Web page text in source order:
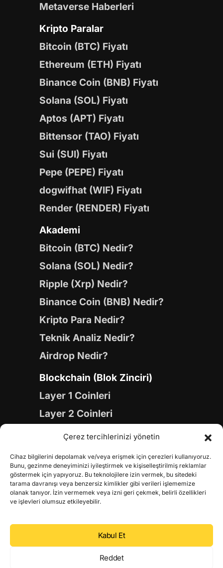
Çerez tercihlerinizi yönetin
Cihaz bilgilerini depolamak ve/veya erişmek için çerezleri kullanıyoruz.
Bunu, gezinme deneyiminizi iyileştirmek ve kişiselleştirilmiş reklamlar
göstermek için yapıyoruz. Bu teknolojilere izin vermek, bu sitedeki
tarama davranışı veya benzersiz kimlikler gibi verileri işlememize
olanak tanıyor. İzin vermemek veya izni geri çekmek, belirli özellikleri
ve işlevleri olumsuz etkileyebilir.
Kabul Et
Reddet
Metaverse Haberleri
Kripto Paralar
Bitcoin (BTC) Fiyatı
Ethereum (ETH) Fiyatı
Binance Coin (BNB) Fiyatı
Solana (SOL) Fiyatı
Aptos (APT) Fiyatı
Bittensor (TAO) Fiyatı
Sui (SUI) Fiyatı
Pepe (PEPE) Fiyatı
dogwifhat (WIF) Fiyatı
Render (RENDER) Fiyatı
Akademi
Bitcoin (BTC) Nedir?
Solana (SOL) Nedir?
Ripple (Xrp) Nedir?
Binance Coin (BNB) Nedir?
Kripto Para Nedir?
Teknik Analiz Nedir?
Airdrop Nedir?
Blockchain (Blok Zinciri)
Layer 1 Coinleri
Layer 2 Coinleri
Yapay Zeka (AI) Coinleri
Gaming Coinleri
RWA Coinleri
DeFi Coinleri
DePIN Coinleri
Metaverse Coinleri
Web 3.0 Coinleri